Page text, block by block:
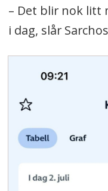
– Det blir nok litt
i dag, slår